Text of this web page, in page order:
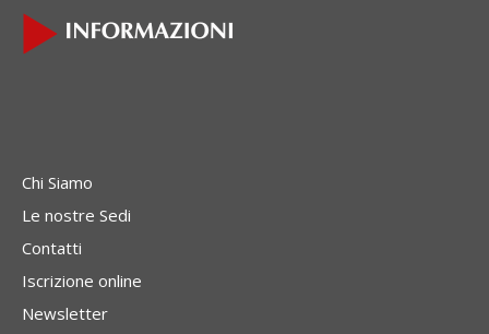
Chi Siamo
Le nostre Sedi
Contatti
Iscrizione online
Newsletter